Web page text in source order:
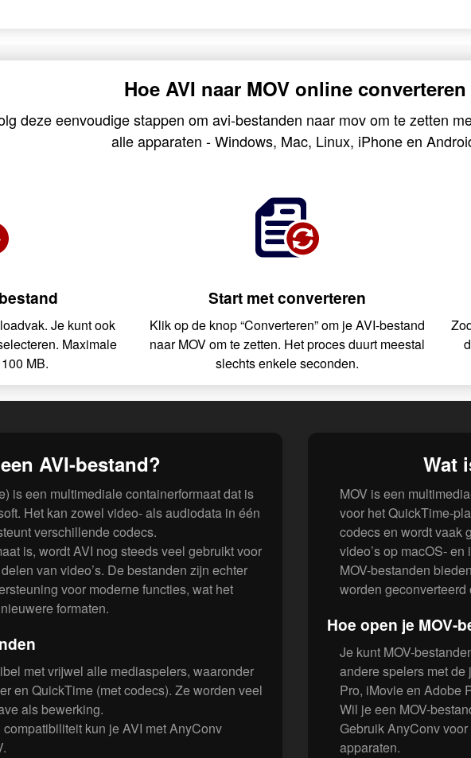
Hoe AVI naar MOV online converteren
deze eenvoudige stappen om avi-bestanden naar mov om te zetten
alle apparaten - Windows, Mac, Linux, iPhone en
Je kunt ook
Maximale
MB.
Start met converteren
Klik op de knop “Converteren” om je AVI-bestand
naar MOV om te zetten. Het proces duurt meestal
slechts enkele seconden.
AVI-bestand?
is een multimediale containerformaat dat is
Het kan zowel video- als audiodata in één
verschillende codecs.
is, wordt AVI nog steeds veel gebruikt voor
van video’s. De bestanden zijn echter
voor moderne functies, wat het
formaten.
met vrijwel alle mediaspelers, waaronder
en QuickTime (met codecs). Ze worden veel
als bewerking.
kun je AVI met AnyConv
Wat
MOV is een
voor het QuickTime-
codecs en wordt vaak
video’s op macOS- en
MOV-bestanden
worden
Hoe open je MOV-
Je kunt MOV-
andere spelers met
Pro, iMovie en Adobe
Wil je een MOV-
Gebruik AnyConv
apparaten.